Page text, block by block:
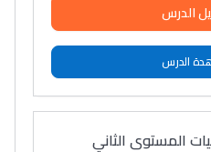
الدرس
الدرس
المستوى الثاني